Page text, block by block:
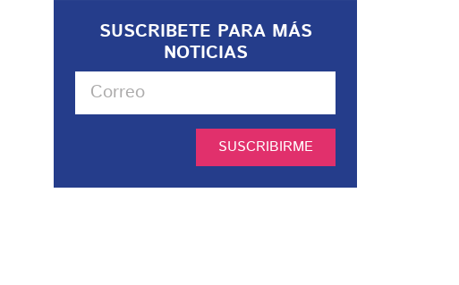
SUSCRIBETE PARA MÁS
NOTICIAS
SUSCRIBIRME